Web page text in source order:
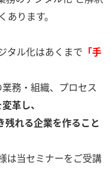
あります。
タル化はあくまで 「手
務・組織、プロセス
革し、
残れる企業を作ること
は当セミナーをご受講